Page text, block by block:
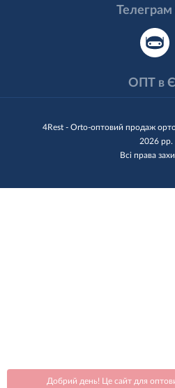
Добрий день! Це сайт для
4Rest - Orto-оптовий продаж
2026 рр.
Всі права
Телеграм
ОПТ в